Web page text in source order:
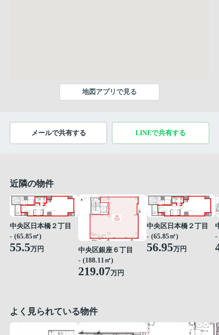
地図アプリで見る
メールで共有する LINEで共有する
近隣の物件
中央区日本橋２丁目
- (65.85㎡)
55.5万円
中央区銀座６丁目
- (188.11㎡)
219.07万円
中央区日本橋２丁目
- (65.85㎡)
56.95万円
-
よく見られている物件